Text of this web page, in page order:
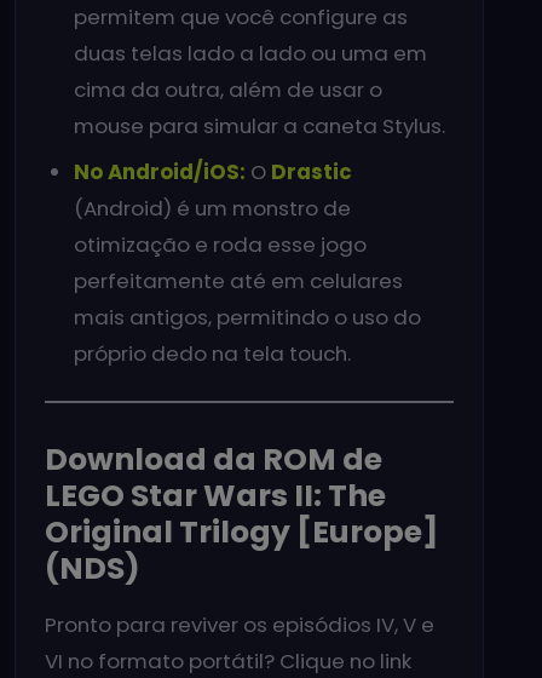
permitem que você configure as
duas telas lado a lado ou uma em
cima da outra, além de usar o
mouse para simular a caneta Stylus.
No Android/iOS: O Drastic
(Android) é um monstro de
otimização e roda esse jogo
perfeitamente até em celulares
mais antigos, permitindo o uso do
próprio dedo na tela touch.
Download da ROM de
LEGO Star Wars II: The
Original Trilogy [Europe]
(NDS)
Pronto para reviver os episódios IV, V e
VI no formato portátil? Clique no link